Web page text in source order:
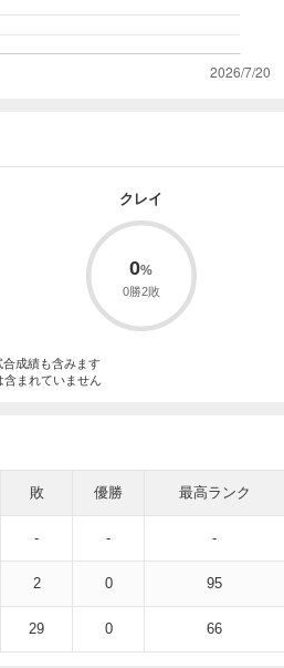
クレイ
0
0勝2敗
成績も含みます
まれていません
敗 優勝 最高ランク
- - -
2 0 95
29 0 66